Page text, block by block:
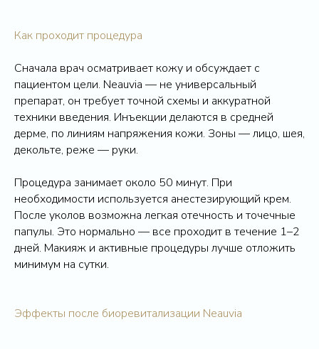
Как проходит процедура
Сначала врач осматривает кожу и обсуждает с
пациентом цели. Neauvia — не универсальный
препарат, он требует точной схемы и аккуратной
техники введения. Инъекции делаются в средней
дерме, по линиям напряжения кожи. Зоны — лицо, шея,
декольте, реже — руки.
Процедура занимает около 50 минут. При
необходимости используется анестезирующий крем.
После уколов возможна легкая отечность и точечные
папулы. Это нормально — все проходит в течение 1–2
дней. Макияж и активные процедуры лучше отложить
минимум на сутки.
Эффекты после биоревитализации Neauvia